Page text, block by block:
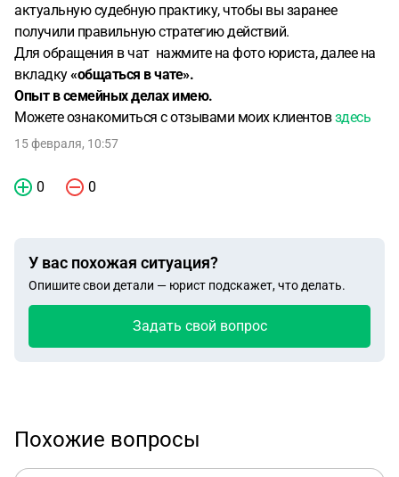
актуальную судебную практику, чтобы вы заранее
получили правильную стратегию действий.
Для обращения в чат нажмите на фото юриста, далее на
вкладку«общаться в чате».
Опыт в семейных делах имею.
Можете ознакомиться с отзывами моих клиентовздесь
15 февраля, 10:57
0 0
У вас похожая ситуация?
Опишите свои детали — юрист подскажет, что делать.
Задать свой вопрос
Похожие вопросы